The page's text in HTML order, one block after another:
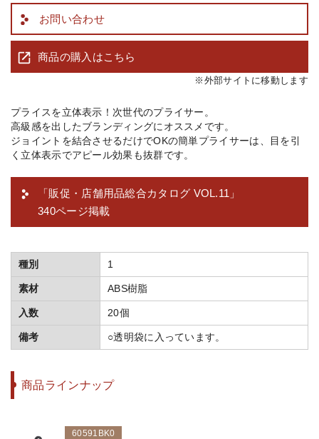
お問い合わせ
商品の購入はこちら
※外部サイトに移動します
プライスを立体表示！次世代のプライサー。
高級感を出したブランディングにオススメです。
ジョイントを結合させるだけでOKの簡単プライサーは、目を引
く立体表示でアピール効果も抜群です。
「販促・店舗用品総合カタログ VOL.11」
340ページ掲載
種別 1
素材 ABS樹脂
入数 20個
備考 ○透明袋に入っています。
商品ラインナップ
60591BK0